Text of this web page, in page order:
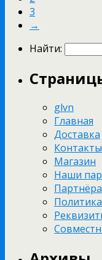
3
→
Найти:
glvn
Главная
Доставка
Контакты
Магазин
Наши